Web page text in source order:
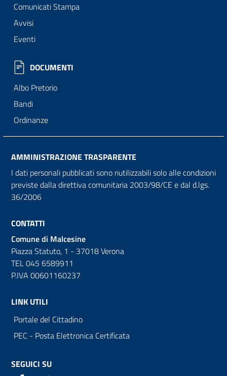
Comunicati Stampa
Avvisi
Eventi
DOCUMENTI
Albo Pretorio
Bandi
Ordinanze
AMMINISTRAZIONE TRASPARENTE
I dati personali pubblicati sono riutilizzabili solo alle condizioni
previste dalla direttiva comunitaria 2003/98/CE e dal d.lgs.
36/2006
CONTATTI
Comune di Malcesine
Piazza Statuto, 1 - 37018 Verona
TEL 045 6589911
P.IVA 00601160237
LINK UTILI
Portale del Cittadino
PEC - Posta Elettronica Certificata
SEGUICI SU